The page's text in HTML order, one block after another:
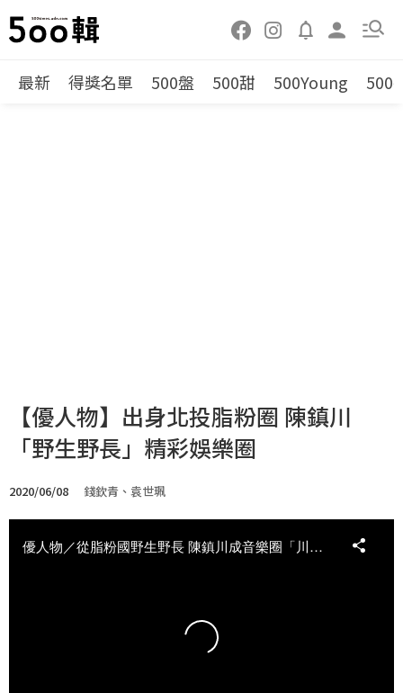
最新 得獎名單 500盤 500甜 500Young 500
【優人物】出身北投脂粉圈 陳鎮川
「野生野長」精彩娛樂圈
2020/06/08 錢欽青、袁世珮